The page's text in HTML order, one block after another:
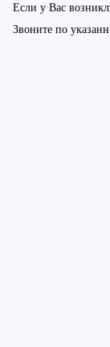
Если у Вас
Звоните по